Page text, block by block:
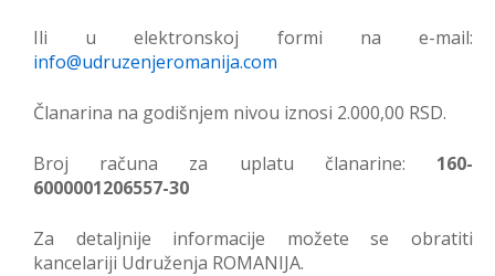
Ili u elektronskoj formi na e-mail:
info@udruzenjeromanija.com
Članarina na godišnjem nivou iznosi 2.000,00 RSD.
Broj računa za uplatu članarine: 160-
6000001206557-30
Za detaljnije informacije možete se obratiti
kancelariji Udruženja ROMANIJA.